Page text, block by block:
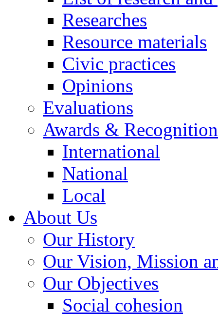
Researches
Resource materials
Civic practices
Opinions
Evaluations
Awards &
International
National
Local
About Us
Our History
Our Vision, Mission
Our Objectives
Social cohesion